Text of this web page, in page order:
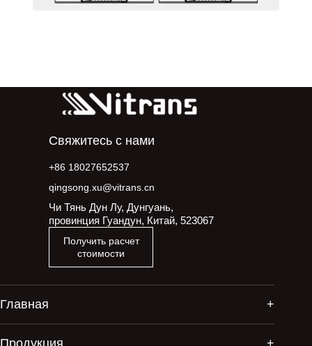
Свяжитесь с нами
+86 18027652537
qingsong.xu@vitrans.cn
Чи Тянь Дун Лу, Дунгуань,
провинция Гуандун, Китай, 523067
Получить расчет
стоимости
Главная
Продукция